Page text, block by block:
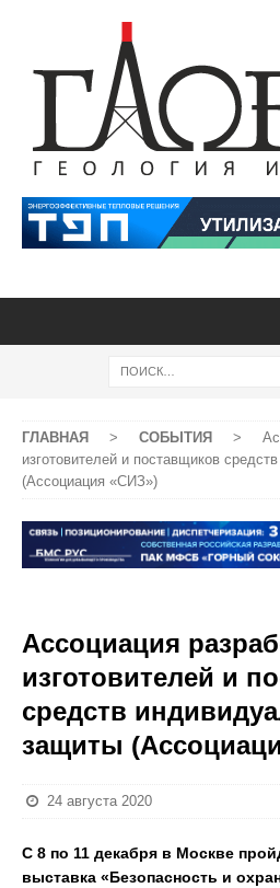
ГЛАВНАЯ > СОБЫТИЯ >
изготовителей и поставщиков
(Ассоциация «СИЗ»)
Ассоциация
изготовителей и
средств
защиты
24 августа 2020
С 8 по 11 декабря в Москве
выставка «Безопасность и